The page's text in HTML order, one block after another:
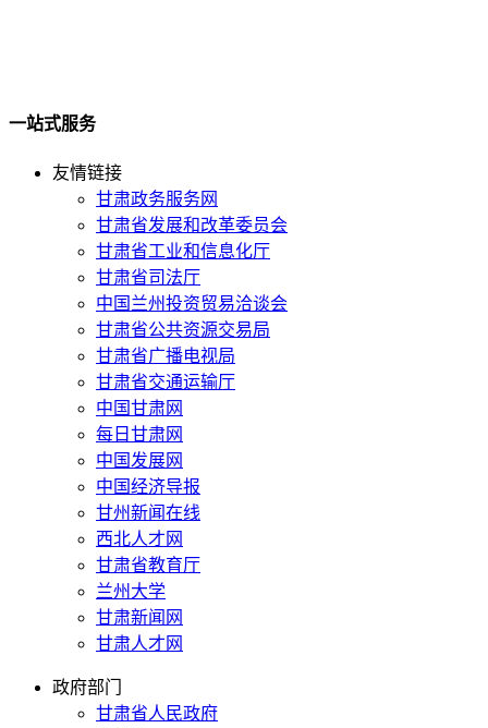
一站式服务
友情链接
甘肃政务服务网
甘肃省发展和改革委员会
甘肃省工业和信息化厅
甘肃省司法厅
中国兰州投资贸易洽谈会
甘肃省公共资源交易局
甘肃省广播电视局
甘肃省交通运输厅
中国甘肃网
每日甘肃网
中国发展网
中国经济导报
甘州新闻在线
西北人才网
甘肃省教育厅
兰州大学
甘肃新闻网
甘肃人才网
政府部门
甘肃省人民政府